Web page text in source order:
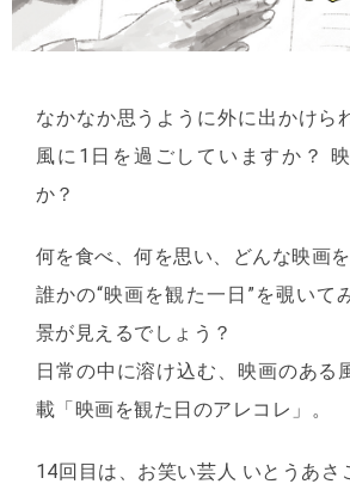
なかなか思うように外に出かけら
風に1日を過ごしていますか？
か？
何を食べ、何を思い、どんな映画を
誰かの“映画を観た一日”を覗いて
景が見えるでしょう？
日常の中に溶け込む、映画のある
載「映画を観た日のアレコレ」。
14回目は、お笑い芸人 いとうあさ